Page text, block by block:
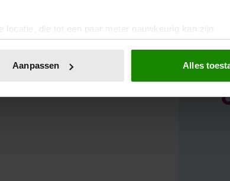
locatie, die tot een paar meter nauwkeurig kan zijn
op specifieke eigenschappen (fingerprinting)
de Cookieverklaring.
personaliseren, om functies voor social media te
deze gegevens combineren met andere informatie
gebruik van hun services. U gaat akkoord met
Aanpassen Alles